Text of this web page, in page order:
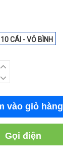
10 CÁI - VỎ BÌNH
vào giỏ hàng
Gọi điện